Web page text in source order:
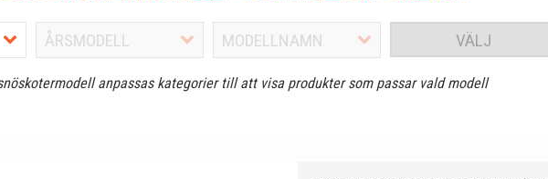
VÄLJ
anpassas kategorier till att visa produkter som passar vald modell